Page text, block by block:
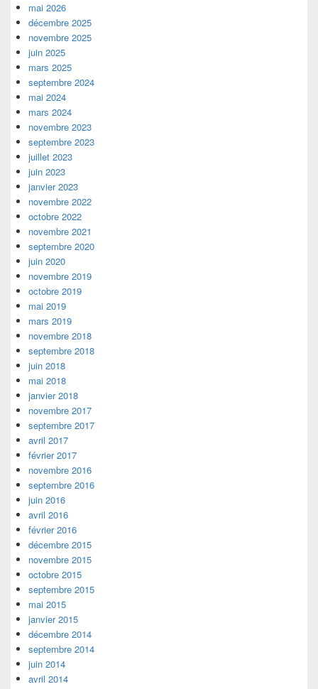
mai 2026
décembre 2025
novembre 2025
juin 2025
mars 2025
septembre 2024
mai 2024
mars 2024
novembre 2023
septembre 2023
juillet 2023
juin 2023
janvier 2023
novembre 2022
octobre 2022
novembre 2021
septembre 2020
juin 2020
novembre 2019
octobre 2019
mai 2019
mars 2019
novembre 2018
septembre 2018
juin 2018
mai 2018
janvier 2018
novembre 2017
septembre 2017
avril 2017
février 2017
novembre 2016
septembre 2016
juin 2016
avril 2016
février 2016
décembre 2015
novembre 2015
octobre 2015
septembre 2015
mai 2015
janvier 2015
décembre 2014
septembre 2014
juin 2014
avril 2014